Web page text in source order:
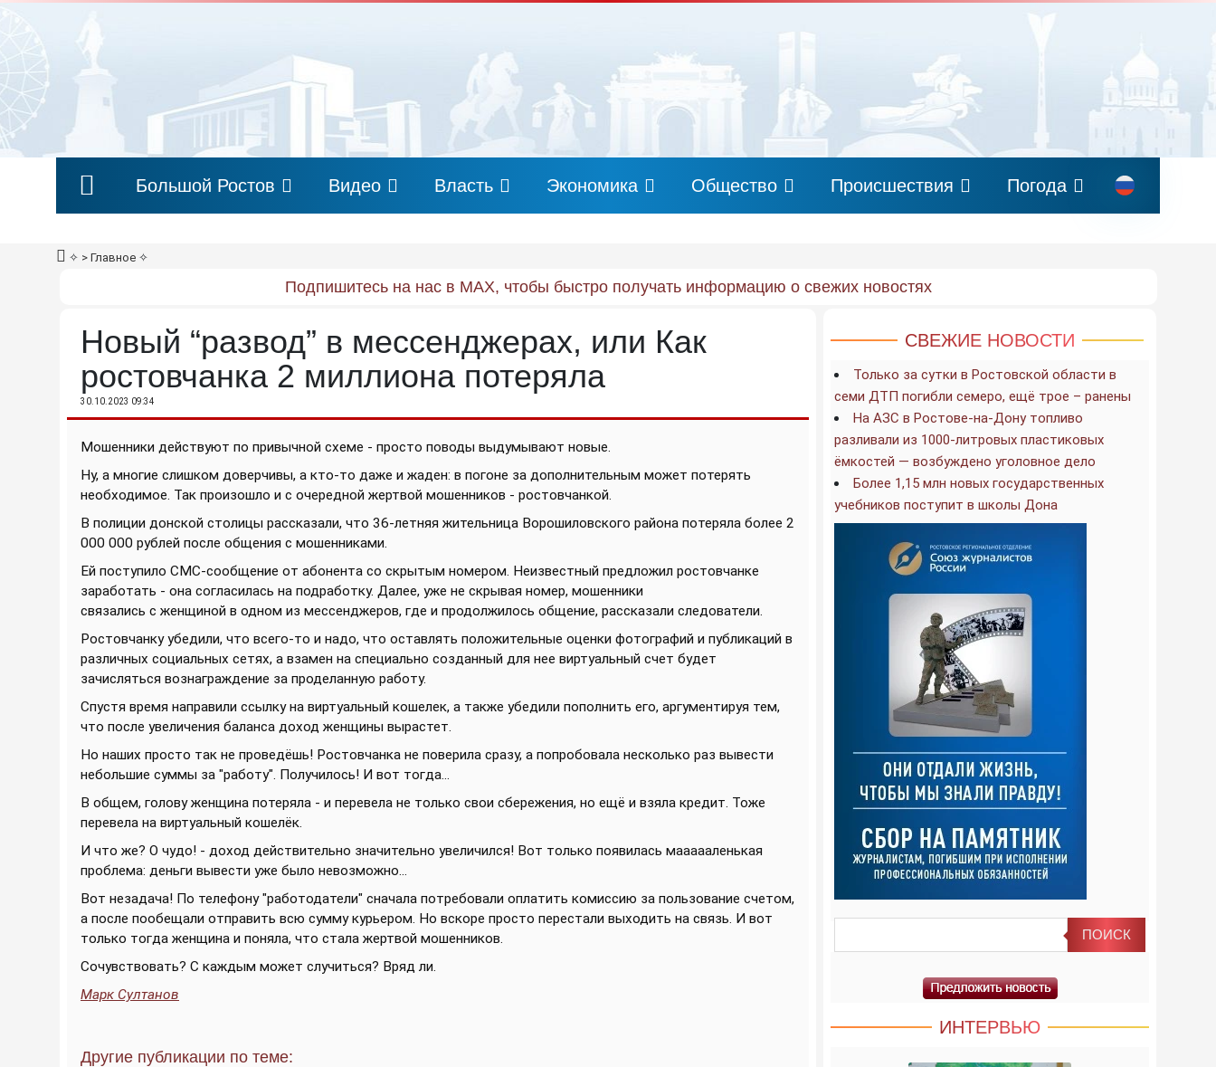
Большой Ростов Видео Власть Экономика Общество Происшествия Погода
✧ > Главное ✧
Подпишитесь на нас в MAX, чтобы быстро получать информацию о свежих новостях
Новый “развод” в мессенджерах, или Как
ростовчанка 2 миллиона потеряла
30.10.2023 09:34
Мошенники действуют по привычной схеме - просто поводы выдумывают новые.
Ну, а многие слишком доверчивы, а кто-то даже и жаден: в погоне за дополнительным может потерять
необходимое. Так произошло и с очередной жертвой мошенников - ростовчанкой.
В полиции донской столицы рассказали, что 36-летняя жительница Ворошиловского района потеряла более 2
000 000 рублей после общения с мошенниками.
Ей поступило СМС-сообщение от абонента со скрытым номером. Неизвестный предложил ростовчанке
заработать - она согласилась на подработку. Далее, уже не скрывая номер, мошенники
связались с женщиной в одном из мессенджеров, где и продолжилось общение, рассказали следователи.
Ростовчанку убедили, что всего-то и надо, что оставлять положительные оценки фотографий и публикаций в
различных социальных сетях, а взамен на специально созданный для нее виртуальный счет будет
зачисляться вознаграждение за проделанную работу.
Спустя время направили ссылку на виртуальный кошелек, а также убедили пополнить его, аргументируя тем,
что после увеличения баланса доход женщины вырастет.
Но наших просто так не проведёшь! Ростовчанка не поверила сразу, а попробовала несколько раз вывести
небольшие суммы за "работу". Получилось! И вот тогда...
В общем, голову женщина потеряла - и перевела не только свои сбережения, но ещё и взяла кредит. Тоже
перевела на виртуальный кошелёк.
И что же? О чудо! - доход действительно значительно увеличился! Вот только появилась маааааленькая
проблема: деньги вывести уже было невозможно...
Вот незадача! По телефону "работодатели" сначала потребовали оплатить комиссию за пользование счетом,
а после пообещали отправить всю сумму курьером. Но вскоре просто перестали выходить на связь. И вот
только тогда женщина и поняла, что стала жертвой мошенников.
Сочувствовать? С каждым может случиться? Вряд ли.
Марк Султанов
Другие публикации по теме:
СВЕЖИЕ НОВОСТИ
Только за сутки в Ростовской области в
семи ДТП погибли семеро, ещё трое – ранены
На АЗС в Ростове-на-Дону топливо
разливали из 1000-литровых пластиковых
ёмкостей — возбуждено уголовное дело
Более 1,15 млн новых государственных
учебников поступит в школы Дона
ИНТЕРВЬЮ